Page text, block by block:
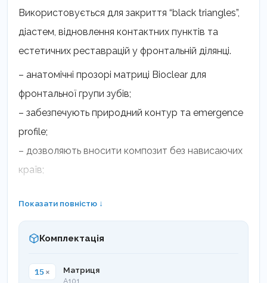
Використовується для закриття “black triangles”,
діастем, відновлення контактних пунктів та
естетичних реставрацій у фронтальній ділянці.
– анатомічні прозорі матриці Bioclear для
фронтальної групи зубів;
– забезпечують природний контур та emergence
profile;
– дозволяють вносити композит без нависаючих
країв;
невеликих проміжках;
– матриці мають гладке Mylar-покриття для
якісної поверхні реставрації.
– Показання
Показати повністю ↓
Комплектація
15× Матриця
A101